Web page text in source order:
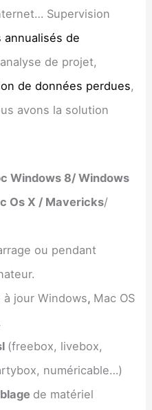
Supervision
annualisés de
de projet,
de données perdues,
avons la solution
Windows 8/ Windows
Os X / Mavericks/
ou pendant
jour Windows, Mac OS
(freebox, livebox,
numéricable…)
de matériel